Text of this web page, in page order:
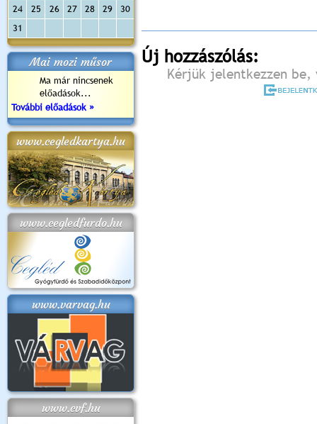
24
25 26 27 28 29
30
31
Mai mozi műsor
Ma már nincsenek
előadások...
További előadások »
www.cegledkartya.hu
www.cegledfurdo.hu
www.varvag.hu
www.cvf.hu
Új hozzászólás:
Kérjük jelentkezzen be,